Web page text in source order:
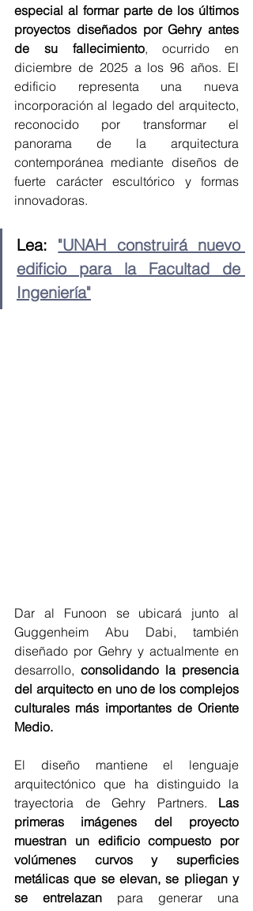
especial al formar parte de los últimos
proyectos diseñados por Gehry antes
de su fallecimiento, ocurrido en
diciembre de 2025 a los 96 años. El
edificio representa una nueva
incorporación al legado del arquitecto,
reconocido por transformar el
panorama de la arquitectura
contemporánea mediante diseños de
fuerte carácter escultórico y formas
innovadoras.
Lea: "UNAH construirá nuevo
edificio para la Facultad de
Ingeniería"
Dar al Funoon se ubicará junto al
Guggenheim Abu Dabi, también
diseñado por Gehry y actualmente en
desarrollo, consolidando la presencia
del arquitecto en uno de los complejos
culturales más importantes de Oriente
Medio.
El diseño mantiene el lenguaje
arquitectónico que ha distinguido la
trayectoria de Gehry Partners. Las
primeras imágenes del proyecto
muestran un edificio compuesto por
volúmenes curvos y superficies
metálicas que se elevan, se pliegan y
se entrelazan para generar una